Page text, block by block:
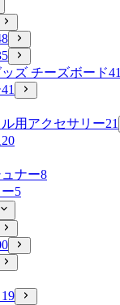
ズ チーズボード41
41
用アクセサリー21
20
ナー8
5
19